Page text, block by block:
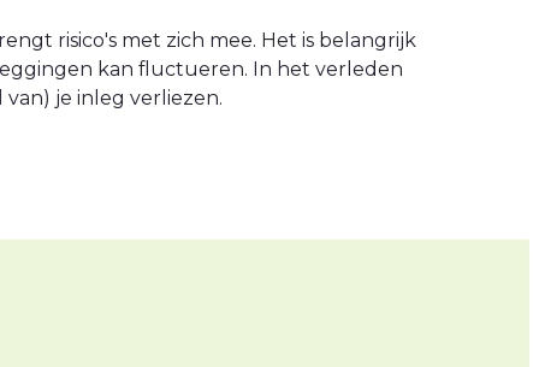
risico's met zich mee. Het is belangrijk
kan fluctueren. In het verleden
je inleg verliezen.